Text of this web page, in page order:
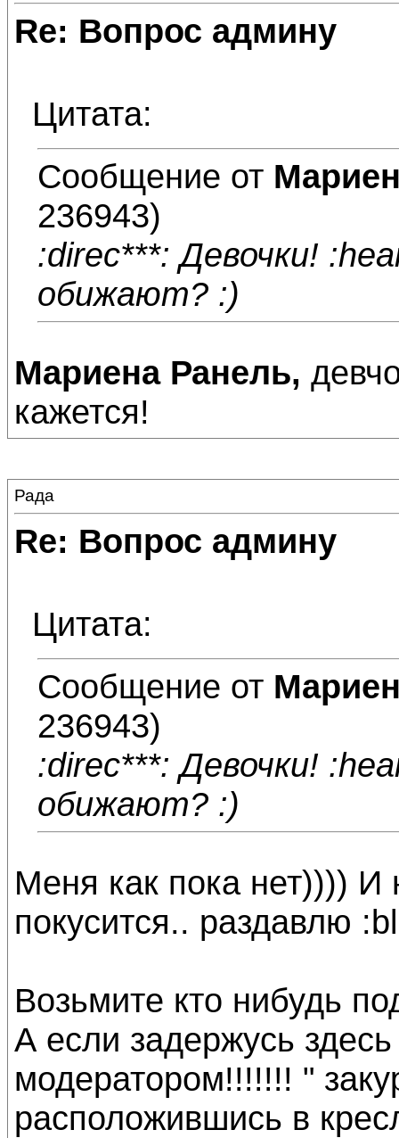
Re: Вопрос админу
Цитата:
Сообщение от
236943)
:direc***: Девочки!
обижают? :)
Мариена Ранель,
кажется!
Рада
Re: Вопрос админу
Цитата:
Сообщение от
236943)
:direc***: Девочки!
обижают? :)
Меня как пока нет)))) И
покусится.. раздавлю
Возьмите кто нибудь
А если задержусь
модератором!!!!!!! "
расположившись в